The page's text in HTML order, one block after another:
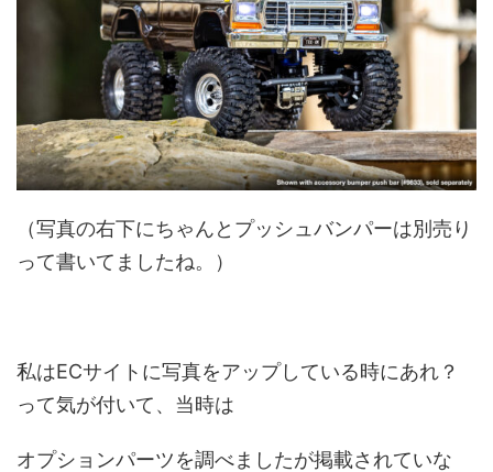
（写真の右下にちゃんとプッシュバンパーは別売り
って書いてましたね。）
私はECサイトに写真をアップしている時にあれ？
って気が付いて、当時は
オプションパーツを調べましたが掲載されていな